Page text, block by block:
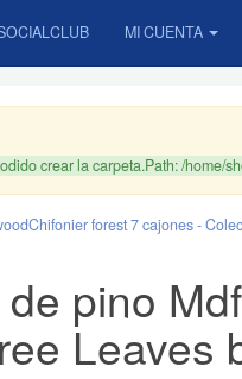
MI CUENTA
crear la carpeta.Path: /home/
Chifonier forest 7 cajones -
pino
Leaves